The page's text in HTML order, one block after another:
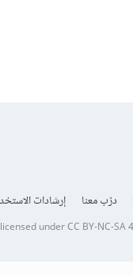
درّب معنا إرشادات
underCC BY-NC-SA